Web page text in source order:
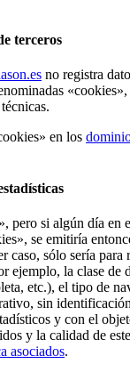
terceros
no registra
«cookies
» en los
», pero si algún día en
», se emitiría
caso, sólo sería para
ejemplo, la clase de
etc.), el tipo de
sin
y con el
y la calidad de
asociados.